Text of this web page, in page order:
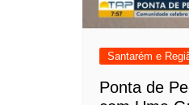
Santarém e
Ponta de